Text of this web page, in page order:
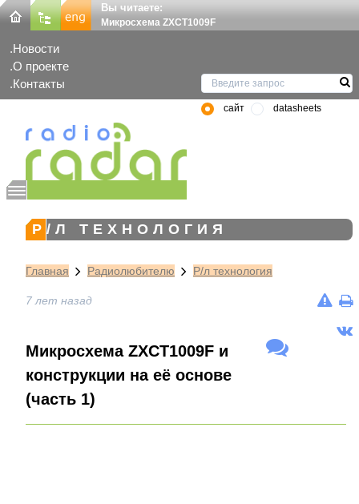
Вы читаете:
Микросхема ZXCT1009F
Новости
О проекте
Контакты
сайт datasheets
Р/Л ТЕХНОЛОГИЯ
Главная Радиолюбителю Р/л технология
7 лет назад
Микросхема ZXCT1009F и
конструкции на её основе
(часть 1)